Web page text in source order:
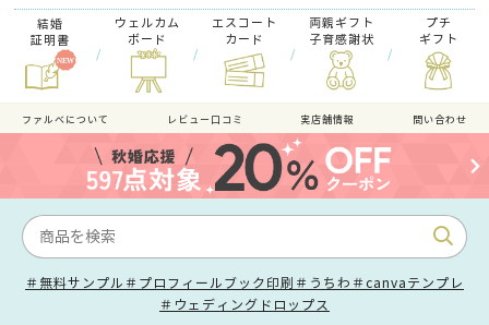
結婚
証明書
/
ウェルカム
ボード
/
エスコート
カード
/
両親ギフト
子育感謝状
/
プチ
ギフト
ファルべについて レビュー口コミ 実店舗情報 問い合わせ
＃無料サンプル ＃プロフィールブック印刷 ＃うちわ ＃canvaテンプレ
＃ウェディングドロップス